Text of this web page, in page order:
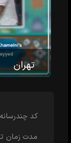
تهران
کد
مدت زمان